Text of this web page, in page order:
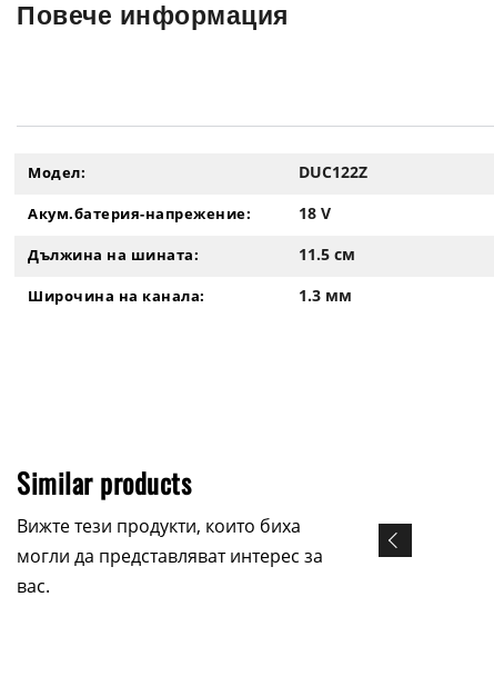
Повече информация
Модел: DUC122Z
Акум.батерия-напрежение: 18 V
Дължина на шината: 11.5 см
Широчина на канала: 1.3 мм
Similar products
Вижте тези продукти, които биха
могли да представляват интерес за
вас.